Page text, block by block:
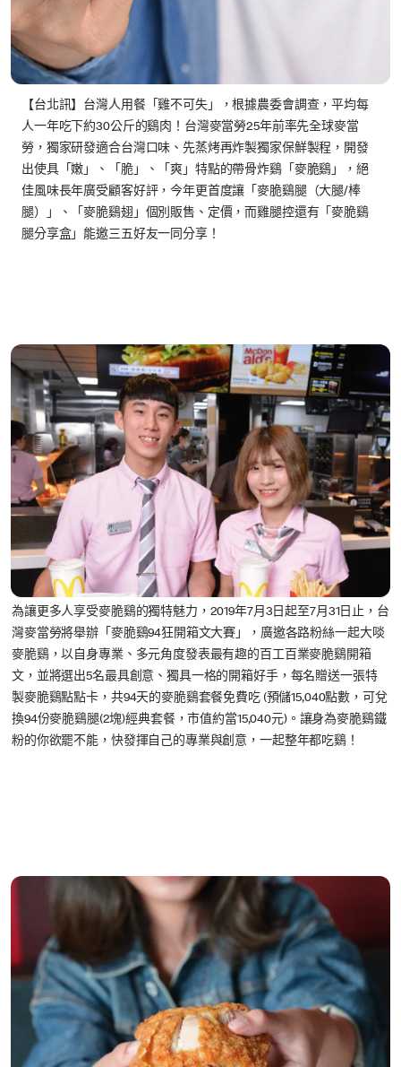
【台北訊】台灣人用餐「雞不可失」，根據農委會調查，平均每
人一年吃下約30公斤的鷄肉！台灣麥當勞25年前率先全球麥當
勞，獨家研發適合台灣口味、先蒸烤再炸製獨家保鮮製程，開發
出使具「嫩」、「脆」、「爽」特點的帶骨炸鷄「麥脆鷄」，絕
佳風味長年廣受顧客好評，今年更首度讓「麥脆鷄腿（大腿/棒
腿）」、「麥脆鷄翅」個別販售、定價，而雞腿控還有「麥脆鷄
腿分享盒」能邀三五好友一同分享！
為讓更多人享受麥脆鷄的獨特魅力，2019年7月3日起至7月31日止，台
灣麥當勞將舉辦「麥脆鷄94狂開箱文大賽」，廣邀各路粉絲一起大啖
麥脆鷄，以自身專業、多元角度發表最有趣的百工百業麥脆鷄開箱
文，並將選出5名最具創意、獨具一格的開箱好手，每名贈送一張特
製麥脆鷄點點卡，共94天的麥脆鷄套餐免費吃 (預儲15,040點數，可兌
換94份麥脆鷄腿(2塊)經典套餐，市值約當15,040元)。讓身為麥脆鷄鐵
粉的你欲罷不能，快發揮自己的專業與創意，一起整年都吃鷄！